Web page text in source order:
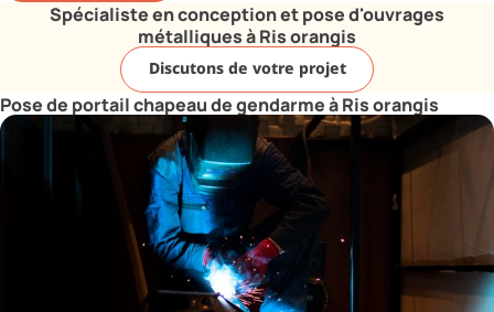
Spécialiste en conception et pose d'ouvrages
métalliques à Ris orangis
Discutons de votre projet
Pose de portail chapeau de gendarme à Ris orangis